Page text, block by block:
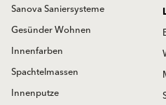
Sanova Saniersysteme
Gesünder Wohnen
Innenfarben
Spachtelmassen
Innenputze